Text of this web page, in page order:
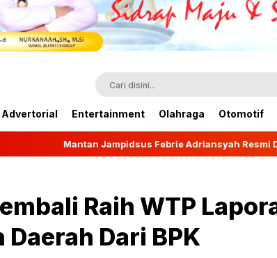
Advertorial Entertainment Olahraga Otomotif
Febrie Adriansyah Resmi Ditahan di Rutan KPK
Raih WTP
Daerah Dari BPK